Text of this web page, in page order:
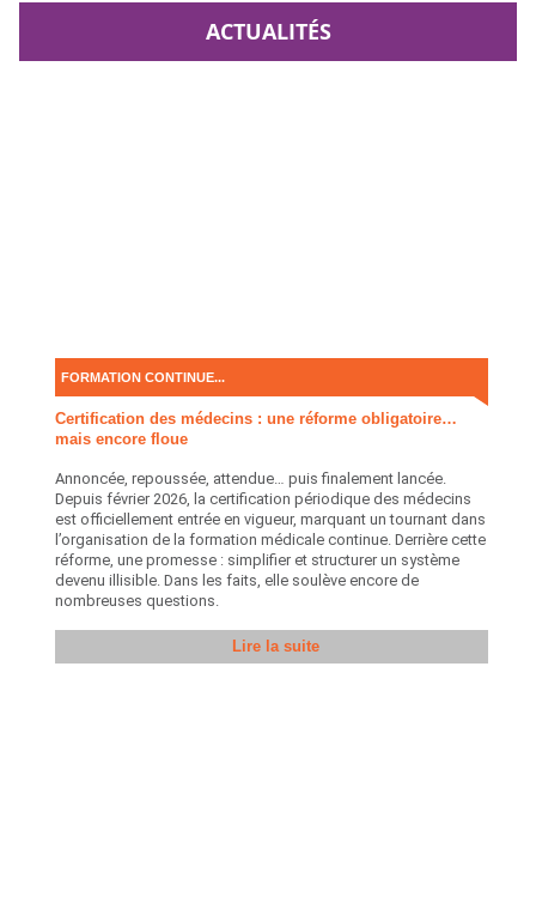
ACTUALITÉS
FORMATION CONTINUE...
Certification des médecins : une réforme obligatoire…
mais encore floue
Annoncée, repoussée, attendue… puis finalement lancée.
Depuis février 2026, la certification périodique des médecins
est officiellement entrée en vigueur, marquant un tournant dans
l’organisation de la formation médicale continue. Derrière cette
réforme, une promesse : simplifier et structurer un système
devenu illisible. Dans les faits, elle soulève encore de
nombreuses questions.
Lire la suite